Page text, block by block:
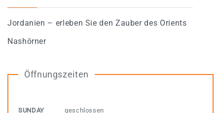
Jordanien – erleben Sie den Zauber des Orients
Nashörner
Öffnungszeiten
SUNDAY geschlossen